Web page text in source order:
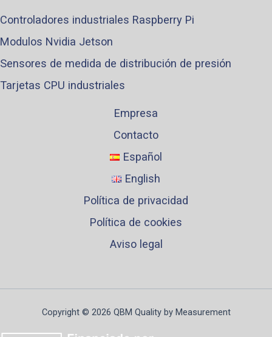
Controladores industriales Raspberry Pi
Modulos Nvidia Jetson
Sensores de medida de distribución de presión
Tarjetas CPU industriales
Empresa
Contacto
Español
English
Política de privacidad
Política de cookies
Aviso legal
Copyright © 2026 QBM Quality by Measurement